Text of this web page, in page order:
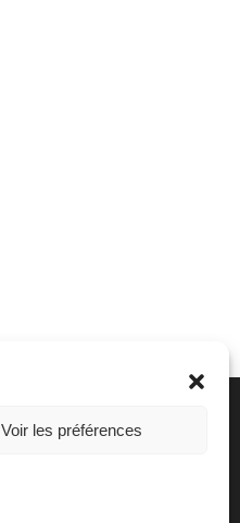
Voir les préférences